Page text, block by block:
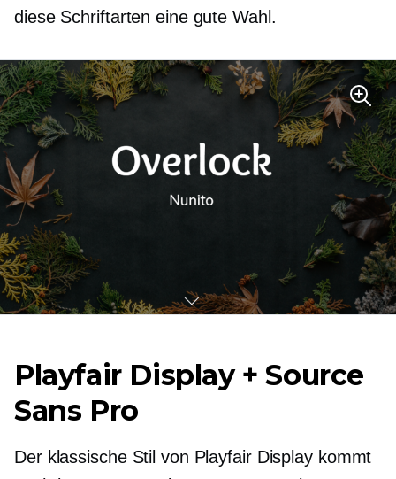
diese Schriftarten eine gute Wahl.
Playfair Display + Source
Sans Pro
Der klassische Stil von Playfair Display kommt